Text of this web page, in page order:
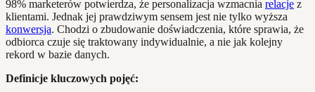
98% marketerów potwierdza, że personalizacja wzmacnia relacje z
klientami. Jednak jej prawdziwym sensem jest nie tylko wyższa
konwersja. Chodzi o zbudowanie doświadczenia, które sprawia, że
odbiorca czuje się traktowany indywidualnie, a nie jak kolejny
rekord w bazie danych.
Definicje kluczowych pojęć: